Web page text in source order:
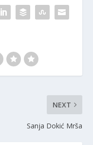
NEXT
Sanja Dokić Mrša